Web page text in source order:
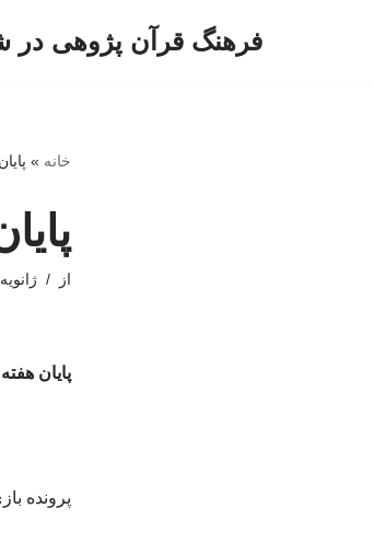
فرهنگ قرآن پژوهی در
خانه »
از ژانویه 22, 2026
پایان
پرونده